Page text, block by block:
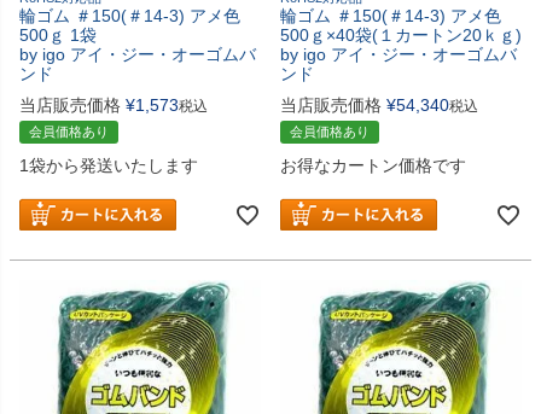
輪ゴム ＃150(＃14-3) アメ色
500ｇ 1袋
by igo アイ・ジー・オーゴムバ
ンド
当店販売価格 ¥1,573税込
会員価格あり
1袋から発送いたします
輪ゴム ＃150(＃14-3) アメ色
500ｇ×40袋(１カートン20ｋｇ)
by igo アイ・ジー・オーゴムバ
ンド
当店販売価格 ¥54,340税込
会員価格あり
お得なカートン価格です